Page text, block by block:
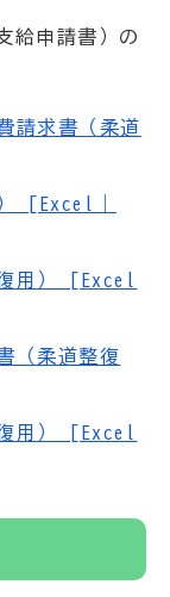
給申請書）の
請求書（柔道
[Excel｜
用） [Excel
（柔道整復
用） [Excel